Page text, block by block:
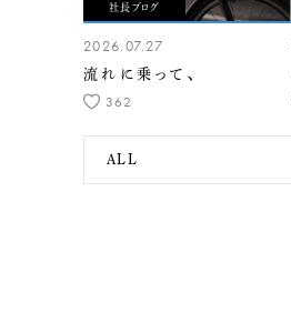
社長ブログ
2026.07.27
流れに乗って、
362
ALL